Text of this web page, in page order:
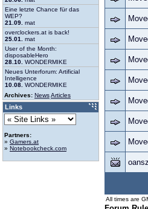
All times are
Eine letzte Chance für das
WEP?
21.09. mat
overclockers.at is back!
25.01.
mat
User of the Month:
disposableHero
28.10. WONDERMIKE
Neues Unterforum: Artificial
Intelligence
10.08. WONDERMIKE
Archives: NewsArticles
Links
Partners:
» Gamers.at
» Notebookcheck.com